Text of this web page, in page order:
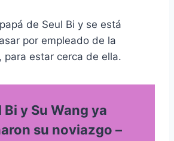
de Seul Bi y se está
por empleado de la
para estar cerca de ella.
Bi y Su Wang ya
su noviazgo –